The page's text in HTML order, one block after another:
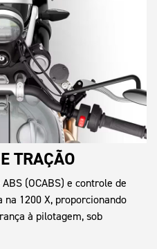
TRAÇÃO
(OCABS) e controle de
1200 X, proporcionando
à pilotagem, sob